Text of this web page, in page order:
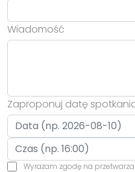
Wiadomość
Zaproponuj datę
Wyrażam zgodę na